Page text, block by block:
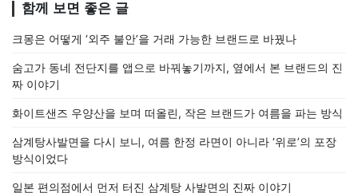
함께 보면 좋은 글
크몽은 어떻게 ‘외주 불안’을 거래 가능한 브랜드로 바꿨나
숨고가 동네 전단지를 앱으로 바꿔놓기까지, 옆에서 본 브랜드의 진
짜 이야기
화이트샌즈 우양산을 보며 떠올린, 작은 브랜드가 여름을 파는 방식
삼계탕사발면을 다시 보니, 여름 한정 라면이 아니라 ‘위로’의 포장
방식이었다
일본 편의점에서 먼저 터진 삼계탕 사발면의 진짜 이야기